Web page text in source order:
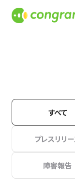
すべて
プレスリリ
障害報告